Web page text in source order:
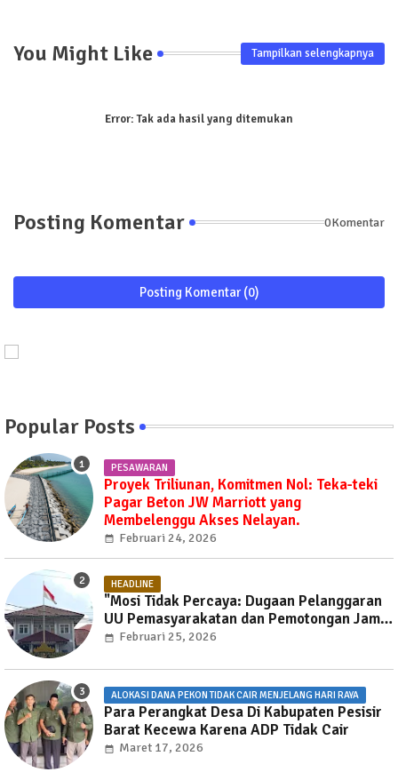
You Might Like Tampilkan selengkapnya
Error:Tak ada hasil yang ditemukan
Posting Komentar 0Komentar
Posting Komentar (0)
Popular Posts
PESAWARAN
Proyek Triliunan, Komitmen Nol: Teka-teki
Pagar Beton JW Marriott yang
Membelenggu Akses Nelayan.
Februari 24, 2026
HEADLINE
"Mosi Tidak Percaya: Dugaan Pelanggaran
UU Pemasyarakatan dan Pemotongan Jam
Layanan Publik di Rutan Way Huwi."
Februari 25, 2026
ALOKASI DANA PEKON TIDAK CAIR MENJELANG HARI RAYA
Para Perangkat Desa Di Kabupaten Pesisir
Barat Kecewa Karena ADP Tidak Cair
Maret 17, 2026